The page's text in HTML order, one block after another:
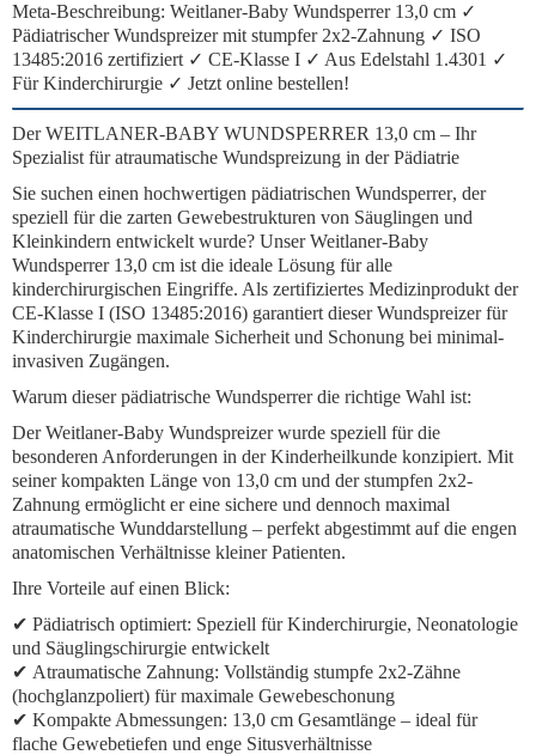
Meta-Beschreibung: Weitlaner-Baby Wundsperrer 13,0 cm ✓
Pädiatrischer Wundspreizer mit stumpfer 2x2-Zahnung ✓ ISO
13485:2016 zertifiziert ✓ CE-Klasse I ✓ Aus Edelstahl 1.4301 ✓
Für Kinderchirurgie ✓ Jetzt online bestellen!
Der WEITLANER-BABY WUNDSPERRER 13,0 cm – Ihr
Spezialist für atraumatische Wundspreizung in der Pädiatrie
Sie suchen einen hochwertigen pädiatrischen Wundsperrer, der
speziell für die zarten Gewebestrukturen von Säuglingen und
Kleinkindern entwickelt wurde? UnserWeitlaner-Baby
Wundsperrer 13,0 cm ist die ideale Lösung für alle
kinderchirurgischen Eingriffe. Als zertifiziertes Medizinprodukt der
CE-Klasse I (ISO 13485:2016) garantiert dieserWundspreizer für
Kinderchirurgie maximale Sicherheit und Schonung bei minimal-
invasiven Zugängen.
Warum dieser pädiatrische Wundsperrer die richtige Wahl ist:
DerWeitlaner-Baby Wundspreizerwurde speziell für die
besonderen Anforderungen in der Kinderheilkunde konzipiert. Mit
seiner kompakten Länge von 13,0 cm und derstumpfen 2x2-
Zahnung ermöglicht er eine sichere und dennoch maximal
atraumatische Wunddarstellung – perfekt abgestimmt auf die engen
anatomischen Verhältnisse kleiner Patienten.
Ihre Vorteile auf einen Blick:
✔ Pädiatrisch optimiert: Speziell für Kinderchirurgie, Neonatologie
und Säuglingschirurgie entwickelt
✔ Atraumatische Zahnung: Vollständig stumpfe 2x2-Zähne
(hochglanzpoliert) für maximale Gewebeschonung
✔ Kompakte Abmessungen: 13,0 cm Gesamtlänge – ideal für
flache Gewebetiefen und enge Situsverhältnisse